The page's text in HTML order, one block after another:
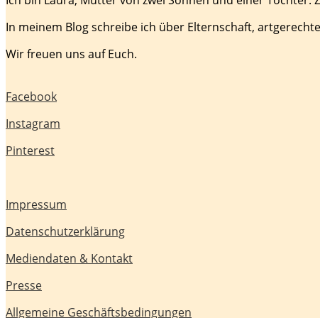
In meinem Blog schreibe ich über Elternschaft,
Wir freuen uns auf Euch.
Facebook
Instagram
Pinterest
Impressum
Datenschutzerklärung
Mediendaten & Kontakt
Presse
Allgemeine Geschäftsbedingungen